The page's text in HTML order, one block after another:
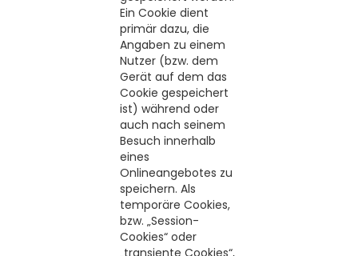
Ein Cookie dient
primär dazu, die
Angaben zu einem
Nutzer (bzw. dem
Gerät auf dem das
Cookie gespeichert
ist) während oder
auch nach seinem
Besuch innerhalb
eines
Onlineangebotes zu
speichern. Als
temporäre Cookies,
bzw. „Session-
Cookies“ oder
„transiente Cookies“,